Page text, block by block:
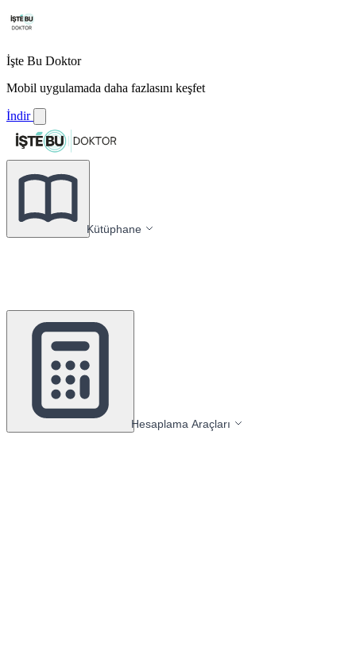
İşte Bu Doktor
Mobil uygulamada daha fazlasını keşfet
İndir
Kütüphane
Hesaplama Araçları